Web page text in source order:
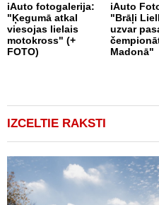
iAuto fotogalerija:
"Ķegumā atkal
viesojas lielais
motokross" (+
FOTO)
iAuto
"Brāļi
uzvar
Madonā"
IZCELTIE RAKSTI